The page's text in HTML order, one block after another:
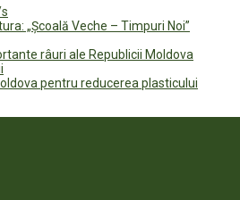
„Școală Veche – Timpuri Noi”
râuri ale Republicii Moldova
pentru reducerea plasticului